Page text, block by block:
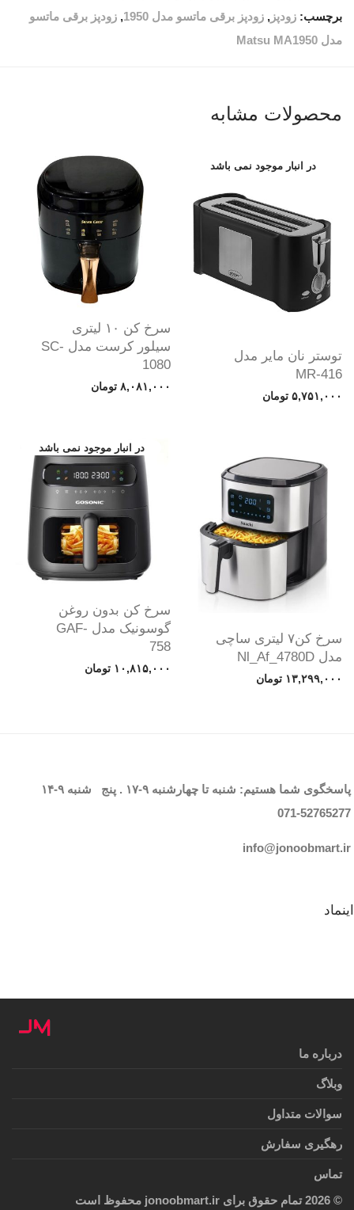
برچسب: زودپز , زودپز برقی ماتسو مدل 1950 , زودپز برقی ماتسو
مدل Matsu MA1950
محصولات مشابه
توستر نان مایر مدل
MR-416
۵,۷۵۱,۰۰۰ تومان
سرخ کن ۱۰ لیتری
سیلور کرست مدل SC-
1080
۸,۰۸۱,۰۰۰ تومان
سرخ کن۷ لیتری ساچی
مدل Nl_Af_4780D
۱۳,۲۹۹,۰۰۰ تومان
سرخ کن بدون روغن
گوسونیک مدل GAF-
758
۱۰,۸۱۵,۰۰۰ تومان
پاسخگوی شما هستیم: شنبه تا چهارشنبه ۹-۱۷ . پنج شنبه ۹-۱۴
071-52765277
info@jonoobmart.ir
اینماد
درباره ما
وبلاگ
سوالات متداول
رهگیری سفارش
تماس
©
2026تمام حقوق برای jonoobmart.ir محفوظ است